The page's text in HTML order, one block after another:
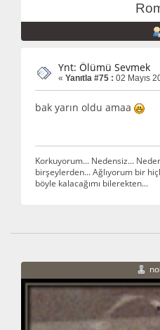
Ynt: Ölümü Sevmek
« Yanıtla #75 : 02 Mayıs
bak yarın oldu amaa
Korkuyorum... Nedensiz...
birşeylerden... Ağlıyorum bir
böyle kalacağımı bilerekten...